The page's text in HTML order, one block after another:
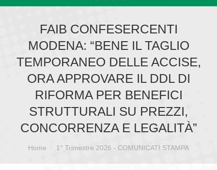
ASSOCIAZIONE
ISCRIZIONE E VANTAGGI
CATEGORIE SINDACALI
SERVIZI
GIOVEDÌ GASTRONOMICI
FAIB CONFESERCENTI
MODENA: “BENE IL TAGLIO
TEMPORANEO DELLE ACCISE,
ORA APPROVARE IL DDL DI
RIFORMA PER BENEFICI
STRUTTURALI SU PREZZI,
CONCORRENZA E LEGALITÀ”
Sei qui:Home 1° Trimestre 2026 - COMUNICATI STAMPA